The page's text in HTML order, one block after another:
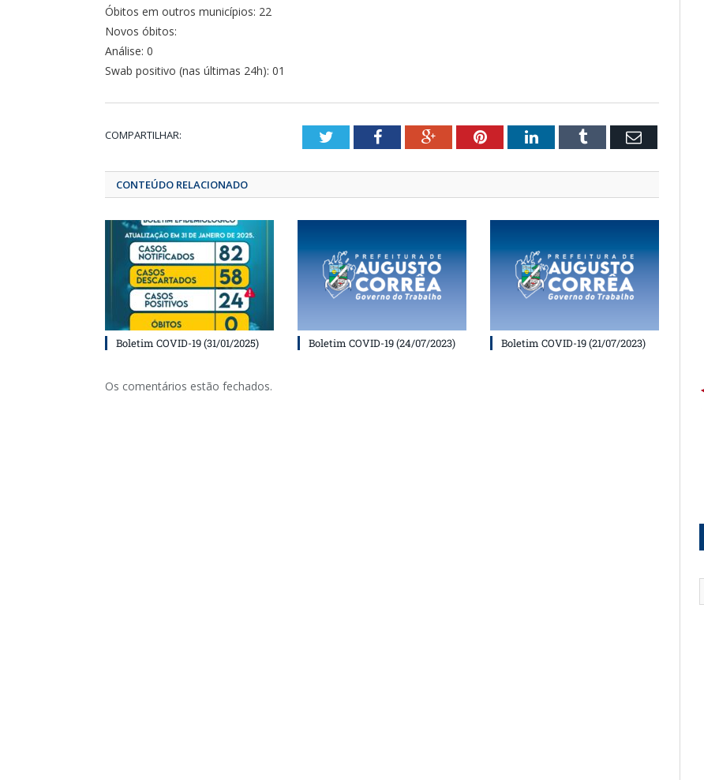
Óbitos em outros municípios: 22
Novos óbitos:
Análise: 0
Swab positivo (nas últimas 24h): 01
COMPARTILHAR: TwitterFacebookGoogle+Pinterest
LinkedInTumblrEmail
CONTEÚDO RELACIONADO
Boletim COVID-19 (31/01/2025) Boletim COVID-19 (24/07/2023) Boletim COVID-19 (21/07/2023)
Os comentários estão fechados.